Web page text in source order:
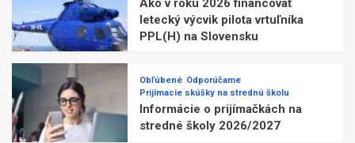
Ako v roku 2026 financovať
letecký výcvik pilota vrtuľníka
PPL(H) na Slovensku
Obľúbené Odporúčame
Prijímacie skúšky na strednú školu
Informácie o prijímačkách na
stredné školy 2026/2027